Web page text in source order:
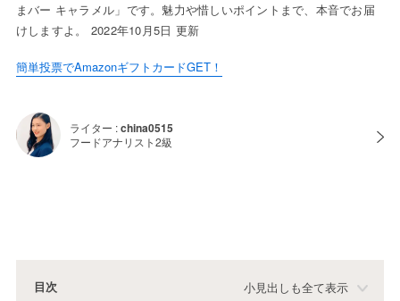
まバー キャラメル」です。魅力や惜しいポイントまで、本音でお届
けしますよ。 2022年10月5日 更新
簡単投票でAmazonギフトカードGET！
ライター :china0515
フードアナリスト2級
目次 小見出しも全て表示